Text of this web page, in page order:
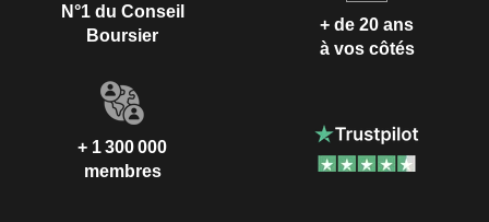
N°1 du Conseil
Boursier
+ de 20 ans
à vos côtés
+ 1 300 000
membres